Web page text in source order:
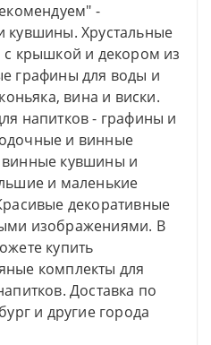
-
кувшины. Хрустальные
крышкой и декором из
графины для воды и
вина и виски.
напитков - графины и
и винные
кувшины и
и маленькие
декоративные
изображениями. В
купить
комплекты для
Доставка по
и другие города